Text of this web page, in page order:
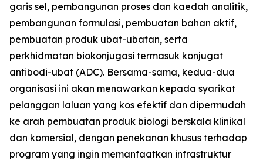
garis sel, pembangunan proses dan kaedah analitik,
pembangunan formulasi, pembuatan bahan aktif,
pembuatan produk ubat-ubatan, serta
perkhidmatan biokonjugasi termasuk konjugat
antibodi-ubat (ADC). Bersama-sama, kedua-dua
organisasi ini akan menawarkan kepada syarikat
pelanggan laluan yang kos efektif dan dipermudah
ke arah pembuatan produk biologi berskala klinikal
dan komersial, dengan penekanan khusus terhadap
program yang ingin memanfaatkan infrastruktur